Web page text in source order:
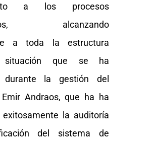
a los procesos
alcanzando
a toda la estructura
situación que se ha
durante la gestión del
Andraos, que ha ha
exitosamente la auditoría
del sistema de